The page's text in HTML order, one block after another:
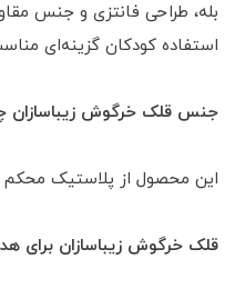
بله، طراحی فانتزی و جنس
استفاده کودکان گزینه‌ای
جنس قلک خرگوش
این محصول از پلاستیک
قلک خرگوش زیباسازان برای